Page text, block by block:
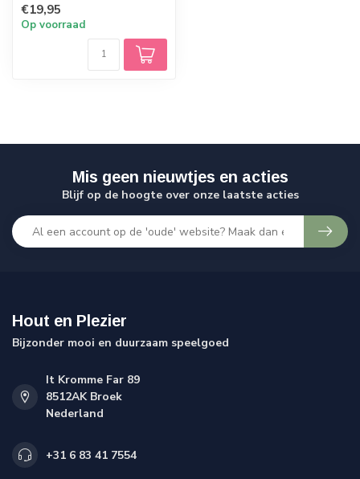
van 3 en 4 cm. ...
€19,95
Op voorraad
Mis geen nieuwtjes en acties
Blijf op de hoogte over onze laatste acties
Hout en Plezier
Bijzonder mooi en duurzaam speelgoed
It Kromme Far 89
8512AK Broek
Nederland
+31 6 83 41 7554